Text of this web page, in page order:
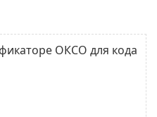
ОКСО для кода